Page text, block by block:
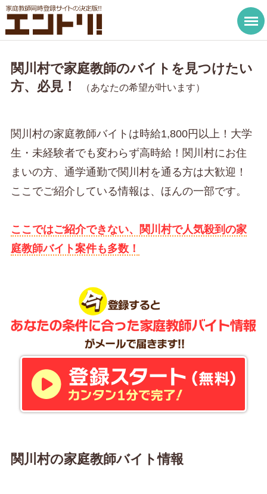
関川村で家庭教師のバイトを見つけたい
方、必見！
（あなたの希望が叶います）
関川村の家庭教師バイトは時給1,800円以上！大学
生・未経験者でも変わらず高時給！関川村にお住
まいの方、通学通勤で関川村を通る方は大歓迎！
ここでご紹介している情報は、ほんの一部です。
ここではご紹介できない、関川村で人気殺到の家
庭教師バイト案件も多数！
関川村の家庭教師バイト情報